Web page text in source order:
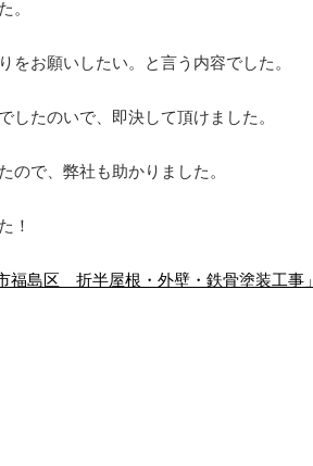
。
お願いしたい。と言う内容でした。
したのいで、即決して頂けました。
ので、弊社も助かりました。
！
福島区 折半屋根・外壁・鉄骨塗装工事」